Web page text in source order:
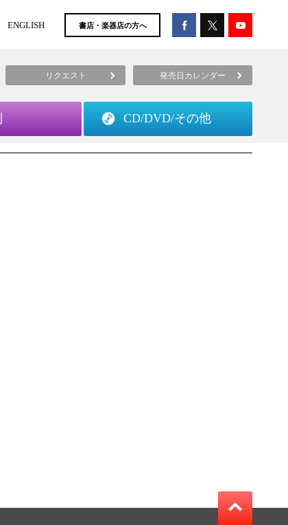
ENGLISH 書店・楽器店の方へ
リクエスト 発売日カレンダー
CD/DVD/その他